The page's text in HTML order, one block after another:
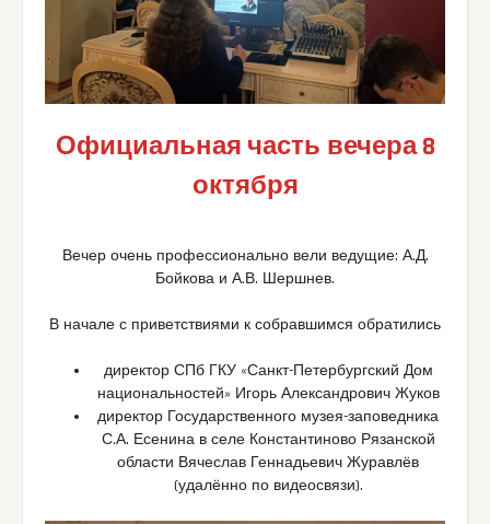
Официальная часть вечера 8
октября
Вечер очень профессионально вели ведущие: А.Д.
Бойкова и А.В. Шершнев.
В начале с приветствиями к собравшимся обратились
директор СПб ГКУ «Санкт-Петербургский Дом
национальностей» Игорь Александрович Жуков
директор Государственного музея-заповедника
С.А. Есенина в селе Константиново Рязанской
области Вячеслав Геннадьевич Журавлёв
(удалённо по видеосвязи).